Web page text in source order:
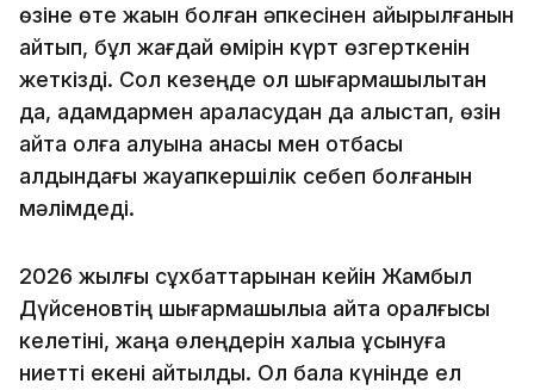
өзіне өте жақын болған әпкесінен айырылғанын
айтып, бұл жағдай өмірін күрт өзгерткенін
жеткізді. Сол кезеңде ол шығармашылықтан
да, адамдармен араласудан да алыстап, өзін
қайта қолға алуына анасы мен отбасы
алдындағы жауапкершілік себеп болғанын
мәлімдеді.
2026 жылғы сұхбаттарынан кейін Жамбыл
Дүйсеновтің шығармашылыққа қайта оралғысы
келетіні, жаңа өлеңдерін халыққа ұсынуға
ниетті екені айтылды. Ол бала күнінде ел